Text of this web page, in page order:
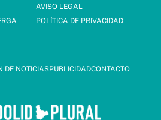
AVISO LEGAL
POLÍTICA DE PRIVACIDAD
DE NOTICIASPUBLICIDADCONTACTO